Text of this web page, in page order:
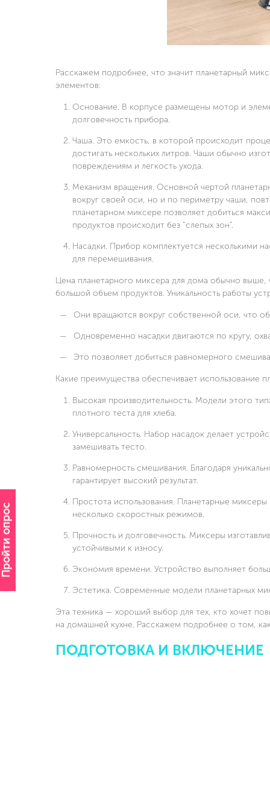
Пройти опрос
Расскажем подробнее, что значит планетарный
элементов:
Основание. В корпусе размещены мотор и
долговечность прибора.
Чаша. Это емкость, в которой происходит
достигать нескольких литров. Чаши обычно
повреждениям и легкость ухода.
Механизм вращения. Основной чертой
вокруг своей оси, но и по периметру чаши,
планетарном миксере позволяет добиться
продуктов происходит без “слепых зон”.
Насадки. Прибор комплектуется несколькими
для перемешивания.
Цена планетарного миксера для дома обычно выше,
большой объем продуктов. Уникальность работы
Они вращаются вокруг собственной оси, что
Одновременно насадки двигаются по кругу,
Это позволяет добиться равномерного
Какие преимущества обеспечивает использование
Высокая производительность. Модели этого
плотного теста для хлеба.
Универсальность. Набор насадок делает
замешивать тесто.
Равномерность смешивания. Благодаря
гарантирует высокий результат.
Простота использования. Планетарные
несколько скоростных режимов.
Прочность и долговечность. Миксеры
устойчивыми к износу.
Экономия времени. Устройство выполняет
Эстетика. Современные модели планетарных
Эта техника — хороший выбор для тех, кто хочет
на домашней кухне. Расскажем подробнее о том,
ПОДГОТОВКА И ВКЛЮЧЕНИЕ